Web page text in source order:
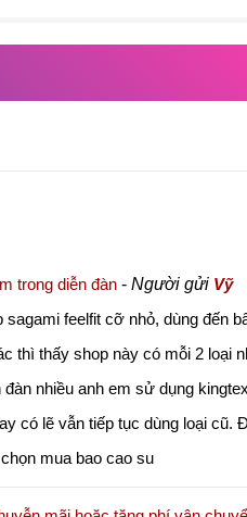
trong diễn đàn - Người gửi Vỹ
sagami feelfit cỡ nhỏ, dùng đến
thì thấy shop này có mỗi 2 loại
nhiều anh em sử dụng
có lẽ vẫn tiếp tục dùng loại cũ.
mua bao cao su